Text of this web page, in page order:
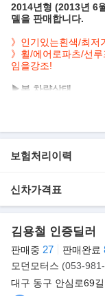
2014년형 (2013년 6
델을 판매합니다.
》인기있는흰색/최저
》휠/에어로파츠/선
임을강조!
▶본 차량상태..
- 정숙한 1.6L 가솔린
▶튜닝내역
- 흡기
- 사제휠
- 블랙박스
- 루프스킨
- 리무진시트
- 브레이크튜닝
보험처리이력
신차가격표
김용철 인증딜러
판매중 27 판매완료
모던모터스 (053-
대구 동구 안심로69